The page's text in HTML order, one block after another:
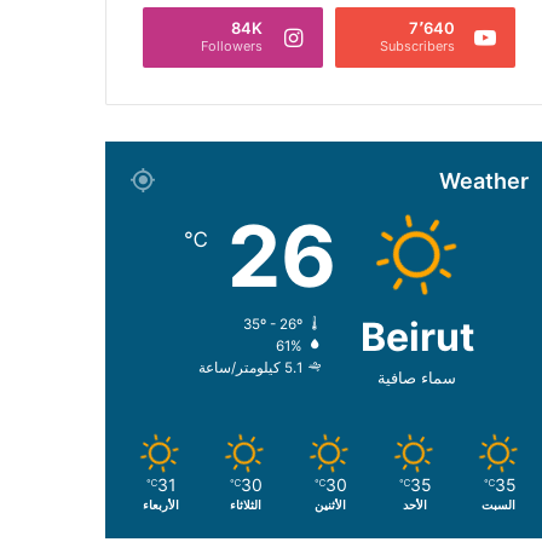
7٬640
Subscribers
84K
Followers
Weather
Beirut
سماء صافية
26
℃
35º - 26º
61%
5.1 كيلومتر/ساعة
35
℃
السبت
35
℃
الأحد
30
℃
الأثنين
30
℃
الثلاثاء
31
℃
الأربعاء